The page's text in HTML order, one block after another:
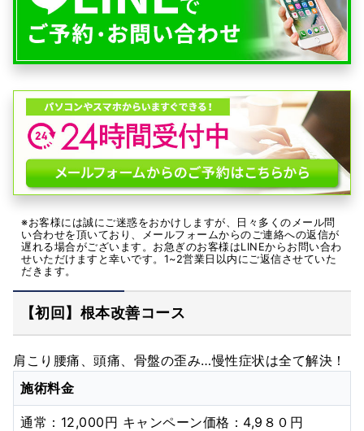
※お客様には誠にご迷惑をおかけしますが、日々多くのメール問
い合わせを頂いており、メールフォームからのご連絡への返信が
遅れる場合がございます。お急ぎのお客様はLINEからお問い合わ
せいただけますと幸いです。1~2営業日以内にご返信させていた
だきます。
【初回】根本改善コース
肩こり腰痛、頭痛、骨盤の歪み…慢性症状は全て解決！
施術料金
通常：12,000円 キャンペーン価格：4,9８０円